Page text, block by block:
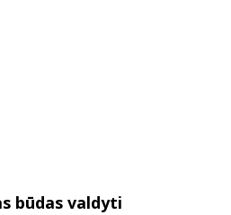
būdas valdyti